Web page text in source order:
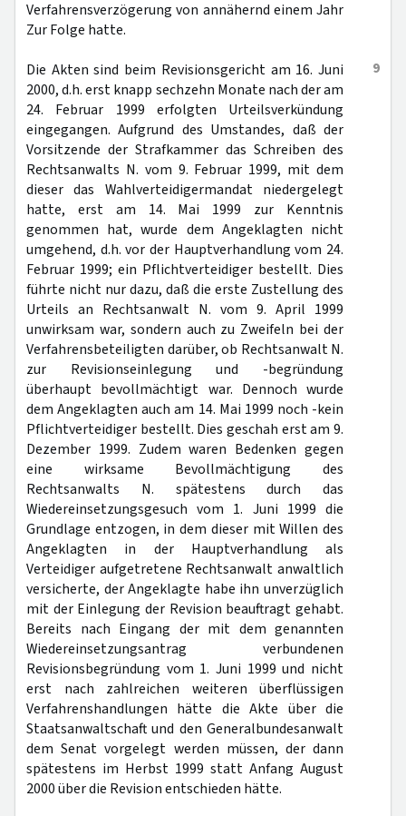
Verfahrensverzögerung von annähernd einem Jahr
Zur Folge hatte.
9
Die Akten sind beim Revisionsgericht am 16. Juni
2000, d.h. erst knapp sechzehn Monate nach der am
24. Februar 1999 erfolgten Urteilsverkündung
eingegangen. Aufgrund des Umstandes, daß der
Vorsitzende der Strafkammer das Schreiben des
Rechtsanwalts N. vom 9. Februar 1999, mit dem
dieser das Wahlverteidigermandat niedergelegt
hatte, erst am 14. Mai 1999 zur Kenntnis
genommen hat, wurde dem Angeklagten nicht
umgehend, d.h. vor der Hauptverhandlung vom 24.
Februar 1999; ein Pflichtverteidiger bestellt. Dies
führte nicht nur dazu, daß die erste Zustellung des
Urteils an Rechtsanwalt N. vom 9. April 1999
unwirksam war, sondern auch zu Zweifeln bei der
Verfahrensbeteiligten darüber, ob Rechtsanwalt N.
zur Revisionseinlegung und -begründung
überhaupt bevollmächtigt war. Dennoch wurde
dem Angeklagten auch am 14. Mai 1999 noch -kein
Pflichtverteidiger bestellt. Dies geschah erst am 9.
Dezember 1999. Zudem waren Bedenken gegen
eine wirksame Bevollmächtigung des
Rechtsanwalts N. spätestens durch das
Wiedereinsetzungsgesuch vom 1. Juni 1999 die
Grundlage entzogen, in dem dieser mit Willen des
Angeklagten in der Hauptverhandlung als
Verteidiger aufgetretene Rechtsanwalt anwaltlich
versicherte, der Angeklagte habe ihn unverzüglich
mit der Einlegung der Revision beauftragt gehabt.
Bereits nach Eingang der mit dem genannten
Wiedereinsetzungsantrag verbundenen
Revisionsbegründung vom 1. Juni 1999 und nicht
erst nach zahlreichen weiteren überflüssigen
Verfahrenshandlungen hätte die Akte über die
Staatsanwaltschaft und den Generalbundesanwalt
dem Senat vorgelegt werden müssen, der dann
spätestens im Herbst 1999 statt Anfang August
2000 über die Revision entschieden hätte.